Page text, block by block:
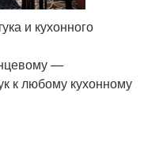
и кухонного
—
к любому кухонному